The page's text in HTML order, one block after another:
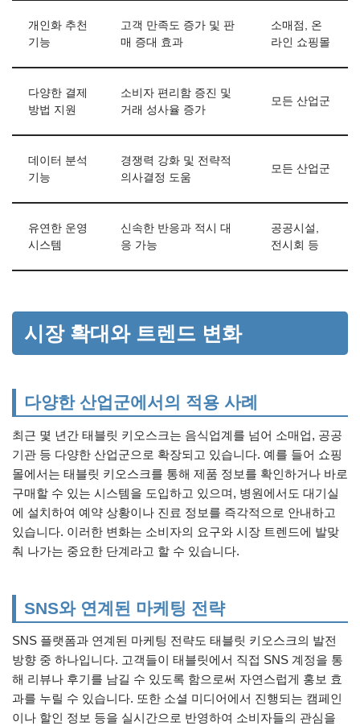
개인화 추천
기능
고객 만족도 증가 및 판
매 증대 효과
소매점, 온
라인 쇼핑몰
다양한 결제
방법 지원
소비자 편리함 증진 및
거래 성사율 증가
모든 산업군
데이터 분석
기능
경쟁력 강화 및 전략적
의사결정 도움
모든 산업군
유연한 운영
시스템
신속한 반응과 적시 대
응 가능
공공시설,
전시회 등
시장 확대와 트렌드 변화
다양한 산업군에서의 적용 사례
최근 몇 년간 태블릿 키오스크는 음식업계를 넘어 소매업, 공공
기관 등 다양한 산업군으로 확장되고 있습니다. 예를 들어 쇼핑
몰에서는 태블릿 키오스크를 통해 제품 정보를 확인하거나 바로
구매할 수 있는 시스템을 도입하고 있으며, 병원에서도 대기실
에 설치하여 예약 상황이나 진료 정보를 즉각적으로 안내하고
있습니다. 이러한 변화는 소비자의 요구와 시장 트렌드에 발맞
춰 나가는 중요한 단계라고 할 수 있습니다.
SNS와 연계된 마케팅 전략
SNS 플랫폼과 연계된 마케팅 전략도 태블릿 키오스크의 발전
방향 중 하나입니다. 고객들이 태블릿에서 직접 SNS 계정을 통
해 리뷰나 후기를 남길 수 있도록 함으로써 자연스럽게 홍보 효
과를 누릴 수 있습니다. 또한 소셜 미디어에서 진행되는 캠페인
이나 할인 정보 등을 실시간으로 반영하여 소비자들의 관심을